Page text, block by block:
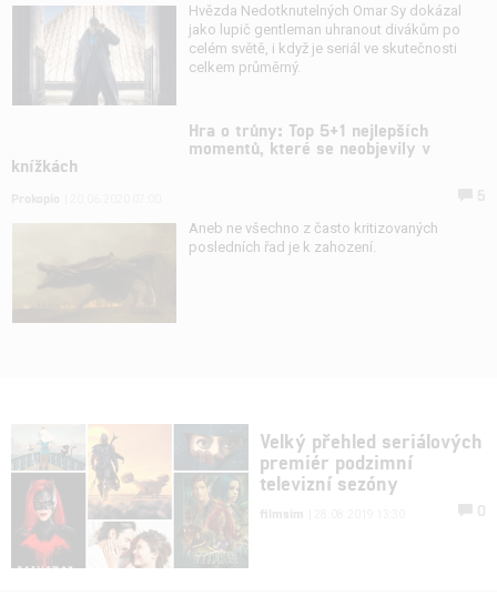
Hvězda Nedotknutelných Omar Sy dokázal
jako lupič gentleman uhranout divákům po
celém světě, i když je seriál ve skutečnosti
celkem průměrný.
Hra o trůny: Top 5+1 nejlepších
momentů, které se neobjevily v
knížkách
Aneb ne všechno z často kritizovaných
posledních řad je k zahození.
Velký přehled seriálových
premiér podzimní
televizní sezóny
filmsim 0